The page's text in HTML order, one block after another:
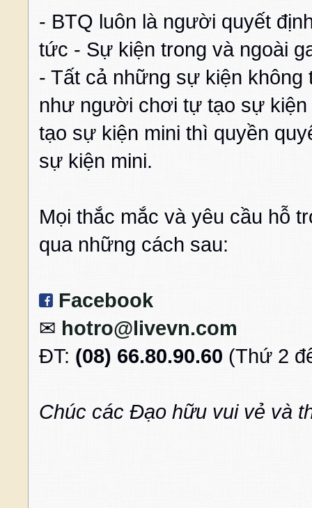
- BTQ luôn là người quyết
tức - Sự kiện trong và ngoài
- Tất cả những sự kiện
như người chơi tự tạo sự
tạo sự kiện mini thì quyền
sự kiện mini.
Mọi thắc mắc và yêu cầu hỗ
qua những cách sau:
Facebook
✉ hotro@livevn.com
ĐT: (08) 66.80.90.60 (Thứ 2
Chúc các Đạo hữu vui vẻ và